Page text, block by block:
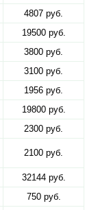
4807 руб.
19500 руб.
3800 руб.
3100 руб.
1956 руб.
19800 руб.
2300 руб.
2100 руб.
32144 руб.
750 руб.